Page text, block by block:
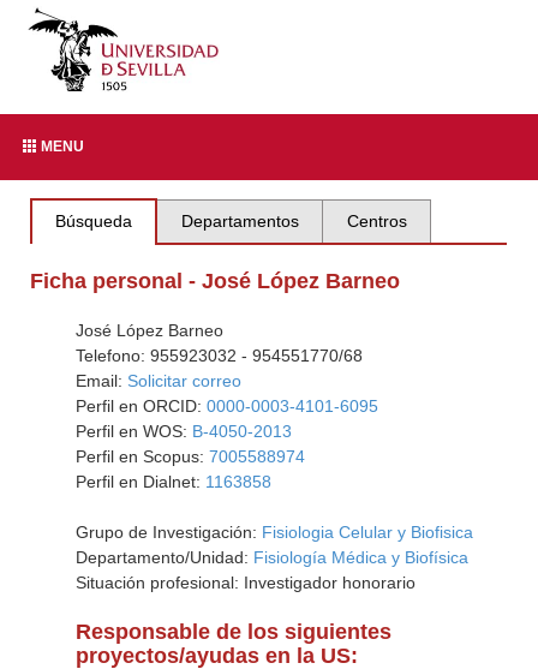
MENU
Búsqueda Departamentos Centros
Ficha personal - José López Barneo
José López Barneo
Telefono: 955923032 - 954551770/68
Email: Solicitar correo
Perfil en ORCID: 0000-0003-4101-6095
Perfil en WOS: B-4050-2013
Perfil en Scopus: 7005588974
Perfil en Dialnet: 1163858
Grupo de Investigación: Fisiologia Celular y Biofisica
Departamento/Unidad: Fisiología Médica y Biofísica
Situación profesional: Investigador honorario
Responsable de los siguientes
proyectos/ayudas en la US: